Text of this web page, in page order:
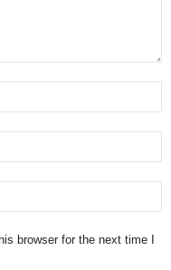
browser for the next time I